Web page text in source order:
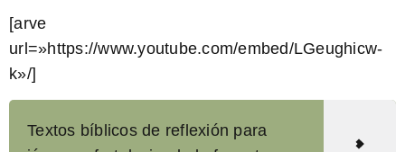
[arve
url=»https://www.youtube.com/embed/LGeughicw-
k»/]
Textos bíblicos de reflexión para